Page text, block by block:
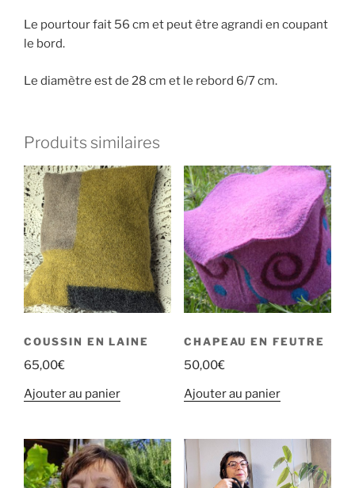
Le pourtour fait 56 cm et peut être agrandi en coupant
le bord.
Le diamètre est de 28 cm et le rebord 6/7 cm.
Produits similaires
COUSSIN EN LAINE
65,00€
Ajouter au panier
CHAPEAU EN FEUTRE
50,00€
Ajouter au panier